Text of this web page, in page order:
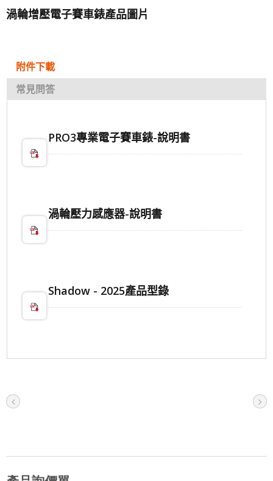
渦輪增壓電子賽車錶產品圖片
附件下載
常見問答
PRO3專業電子賽車錶-說明書
渦輪壓力感應器-說明書
Shadow - 2025產品型錄